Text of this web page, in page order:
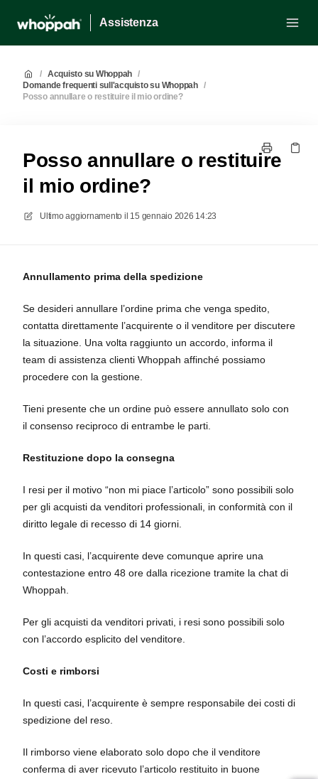
Assistenza
/ Acquisto su Whoppah /
Domande frequenti sull'acquisto su Whoppah /
Posso annullare o restituire il mio ordine?
Posso annullare o restituire
il mio ordine?
Ultimo aggiornamento il 15 gennaio 2026 14:23
Annullamento prima della spedizione
Se desideri annullare l’ordine prima che venga spedito,
contatta direttamente l’acquirente o il venditore per discutere
la situazione. Una volta raggiunto un accordo, informa il
team di assistenza clienti Whoppah affinché possiamo
procedere con la gestione.
Tieni presente che un ordine può essere annullato solo con
il consenso reciproco di entrambe le parti.
Restituzione dopo la consegna
I resi per il motivo “non mi piace l’articolo” sono possibili solo
per gli acquisti da venditori professionali, in conformità con il
diritto legale di recesso di 14 giorni.
In questi casi, l’acquirente deve comunque aprire una
contestazione entro 48 ore dalla ricezione tramite la chat di
Whoppah.
Per gli acquisti da venditori privati, i resi sono possibili solo
con l’accordo esplicito del venditore.
Costi e rimborsi
In questi casi, l’acquirente è sempre responsabile dei costi di
spedizione del reso.
Il rimborso viene elaborato solo dopo che il venditore
conferma di aver ricevuto l’articolo restituito in buone